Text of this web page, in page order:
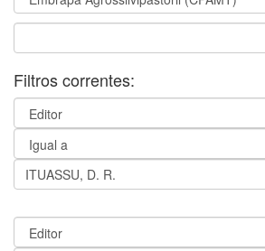
Filtros correntes: